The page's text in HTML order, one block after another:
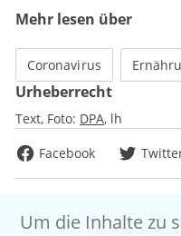
Mehr lesen über
Coronavirus
Urheberrecht
Text, Foto: DPA lh
Facebook
Um die Inhalte zu